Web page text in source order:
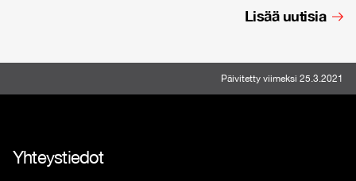
Lisää uutisia
Päivitetty viimeksi 25.3.2021
Yhteystiedot